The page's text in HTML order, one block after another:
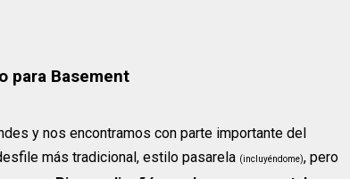
para Basement
y nos encontramos con parte importante del
más tradicional, estilo pasarela (incluyéndome), pero